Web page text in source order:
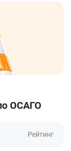
ОСАГО
Рейтинг